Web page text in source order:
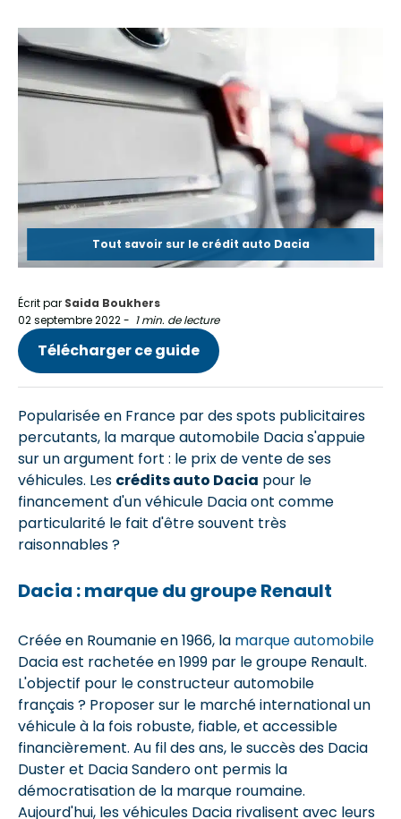
Tout savoir sur le crédit auto Dacia
Écrit par Saida Boukhers
02 septembre 2022- 1 min. de lecture
Télécharger ce guide
Popularisée en France par des spots publicitaires
percutants, la marque automobile Dacia s'appuie
sur un argument fort : le prix de vente de ses
véhicules. Les crédits auto Dacia pour le
financement d'un véhicule Dacia ont comme
particularité le fait d'être souvent très
raisonnables ?
Dacia : marque du groupe Renault
Créée en Roumanie en 1966, la marque automobile
Dacia est rachetée en 1999 par le groupe Renault.
L'objectif pour le constructeur automobile
français ? Proposer sur le marché international un
véhicule à la fois robuste, fiable, et accessible
financièrement. Au fil des ans, le succès des Dacia
Duster et Dacia Sandero ont permis la
démocratisation de la marque roumaine.
Aujourd'hui, les véhicules Dacia rivalisent avec leurs